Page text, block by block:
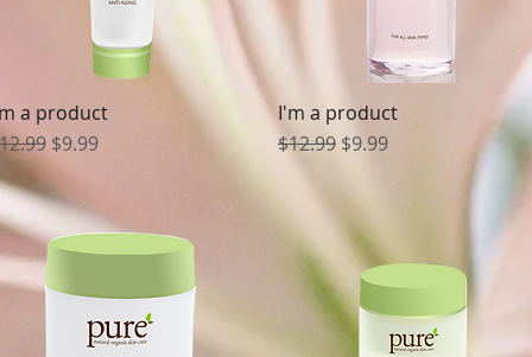
Vista rapida
a product
regolare
Prezzo scontato
$9.99
Vista rapida
I'm a product
Prezzo regolare
$12.99 Prezzo scontato
$9.99